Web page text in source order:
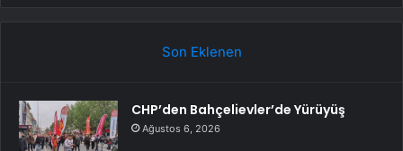
Son Eklenen
CHP’den Bahçelievler’de Yürüyüş
Ağustos 6, 2026